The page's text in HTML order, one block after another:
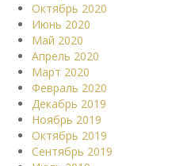
Октябрь 2020
Июнь 2020
Май 2020
Апрель 2020
Март 2020
Февраль 2020
Декабрь 2019
Ноябрь 2019
Октябрь 2019
Сентябрь 2019